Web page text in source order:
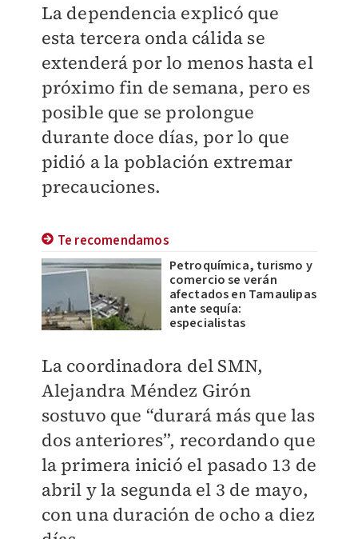
La dependencia explicó que
esta tercera onda cálida se
extenderá por lo menos hasta el
próximo fin de semana, pero es
posible que se prolongue
durante doce días, por lo que
pidió a la población extremar
precauciones.
Te recomendamos
Petroquímica, turismo y
comercio se verán
afectados en Tamaulipas
ante sequía:
especialistas
La coordinadora del SMN,
Alejandra Méndez Girón
sostuvo que “durará más que las
dos anteriores”, recordando que
la primera inició el pasado 13 de
abril y la segunda el 3 de mayo,
con una duración de ocho a diez